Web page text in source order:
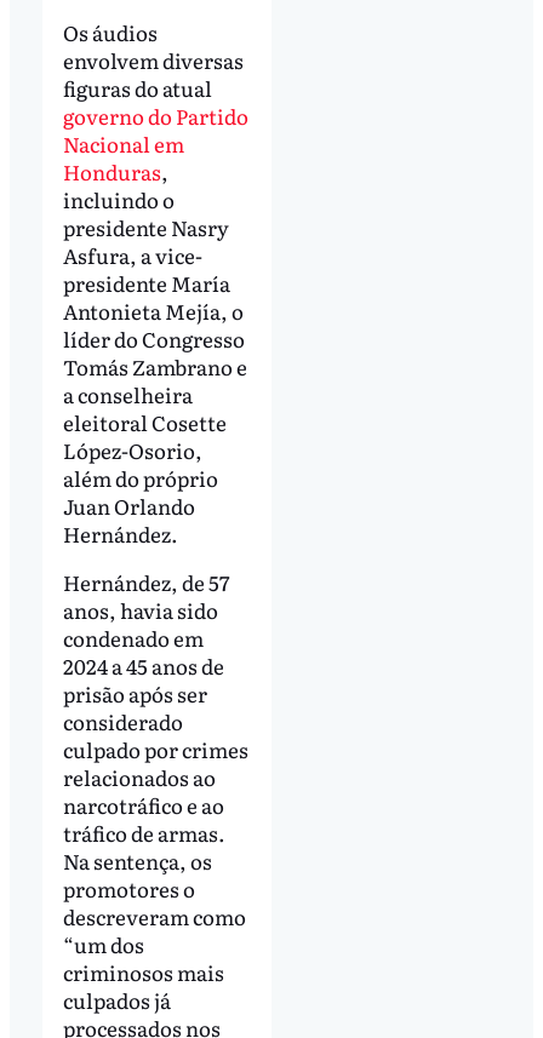
Os áudios
envolvem diversas
figuras do atual
governo do Partido
Nacional em
Honduras,
incluindo o
presidente Nasry
Asfura, a vice-
presidente María
Antonieta Mejía, o
líder do Congresso
Tomás Zambrano e
a conselheira
eleitoral Cosette
López-Osorio,
além do próprio
Juan Orlando
Hernández.
Hernández, de 57
anos, havia sido
condenado em
2024 a 45 anos de
prisão após ser
considerado
culpado por crimes
relacionados ao
narcotráfico e ao
tráfico de armas.
Na sentença, os
promotores o
descreveram como
“um dos
criminosos mais
culpados já
processados nos